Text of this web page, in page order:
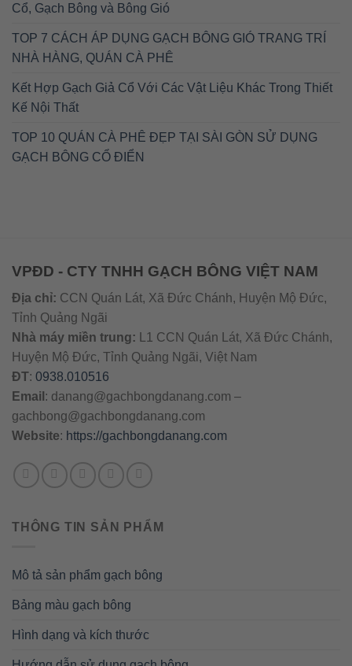
Cổ, Gạch Bông và Bông Gió
TOP 7 CÁCH ÁP DỤNG GẠCH BÔNG GIÓ TRANG TRÍ
NHÀ HÀNG, QUÁN CÀ PHÊ
Kết Hợp Gạch Giả Cổ Với Các Vật Liệu Khác Trong Thiết
Kế Nội Thất
TOP 10 QUÁN CÀ PHÊ ĐẸP TẠI SÀI GÒN SỬ DỤNG
GẠCH BÔNG CỔ ĐIỂN
VPĐD - CTY TNHH GẠCH BÔNG VIỆT NAM
Địa chỉ: CCN Quán Lát, Xã Đức Chánh, Huyện Mộ Đức,
Tỉnh Quảng Ngãi
Nhà máy miền trung: L1 CCN Quán Lát, Xã Đức Chánh,
Huyện Mộ Đức, Tỉnh Quảng Ngãi, Việt Nam
ĐT: 0938.010516
Email : danang@gachbongdanang.com –
gachbong@gachbongdanang.com
Website: https://gachbongdanang.com
THÔNG TIN SẢN PHẨM
Mô tả sản phẩm gạch bông
Bảng màu gạch bông
Hình dạng và kích thước